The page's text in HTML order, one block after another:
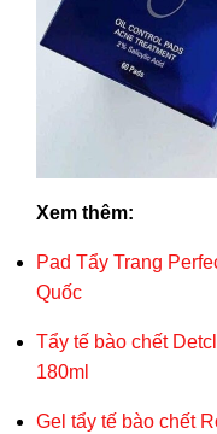
Xem thêm:
Pad Tẩy Trang
Quốc
Tẩy tế bào chết
180ml
Gel tẩy tế bào chết